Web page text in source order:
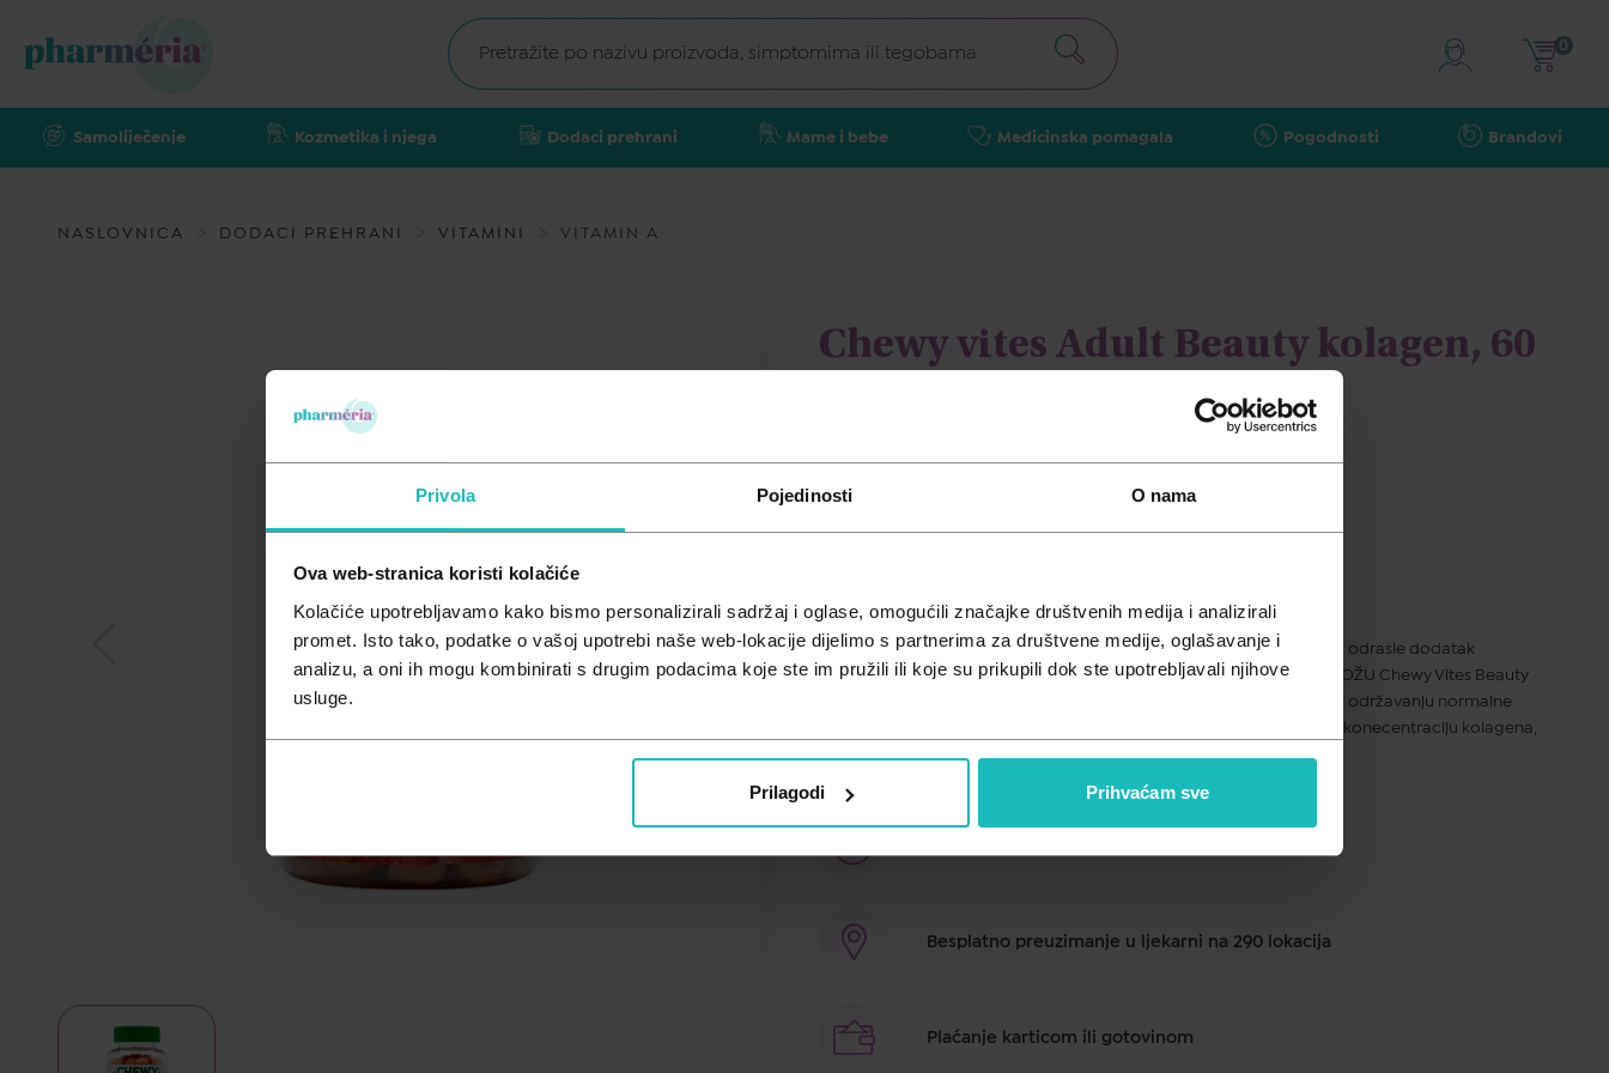
Privola Pojedinosti O nama
Ova web-stranica koristi kolačiće
Kolačiće upotrebljavamo kako bismo personalizirali sadržaj i oglase, omogućili značajke društvenih medija i analizirali
promet. Isto tako, podatke o vašoj upotrebi naše web-lokacije dijelimo s partnerima za društvene medije, oglašavanje i
analizu, a oni ih mogu kombinirati s drugim podacima koje ste im pružili ili koje su prikupili dok ste upotrebljavali njihove
usluge.
Prilagodi Prihvaćam sve
Samoliječenje Kozmetika i njega Dodaci prehrani Mame i bebe Medicinska pomagala Pogodnosti Brandovi
0
NASLOVNICA DODACI PREHRANI VITAMINI VITAMIN A
Chewy vites Adult Beauty kolagen, 60
18,94 €
Chewy Vites Adult Beauty Collagen, gumeni bomboni za žvakanje, za odrasle dodatak
prehrani s kolagenom, Q10, biotinom i vitaminima, okus jagode . ZA KOŽU Chewy Vites Beauty
Collagen formuliran za odrasle. Sadrži biotin i vitamin A koji doprinosi održavanju normalne
kože. Svaki Chewy Vites Beauty collagen bombon sadrži balansiranu konecentraciju kolagena,
Besplatno preuzimanje u ljekarni na 290 lokacija
Plaćanje karticom ili gotovinom